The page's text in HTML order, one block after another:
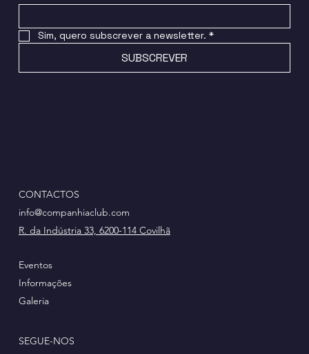
Sim, quero subscrever a newsletter. *
SUBSCREVER
Eventos
Informações
Galeria
SEGUE-NOS
CONTACTOS
info@companhiaclub.com
R. da Indústria 33, 6200-114 Covilhã